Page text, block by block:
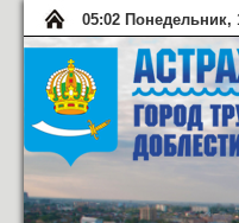
05:02 Понедельник,